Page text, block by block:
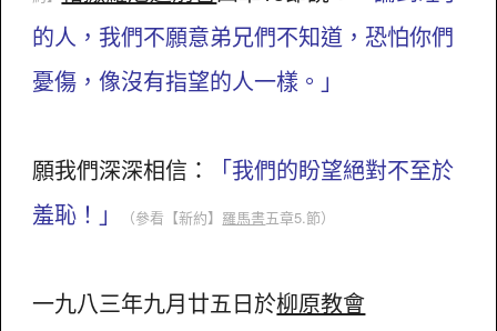
的人，我們不願意弟兄們不知道，恐怕你們
憂傷，像沒有指望的人一樣。」
願我們深深相信：
「我們的盼望絕對不至於
羞恥！」
（參看 【新約】 羅馬書五章5.節）
一九八三年九月廿五日於柳原教會